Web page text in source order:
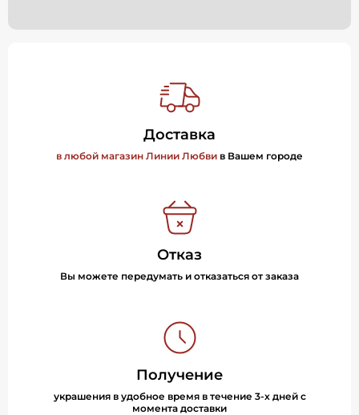
Доставка
в любой магазин Линии Любви в Вашем городе
Отказ
Вы можете передумать и отказаться от заказа
Получение
украшения в удобное время в течение 3-х дней с
момента доставки